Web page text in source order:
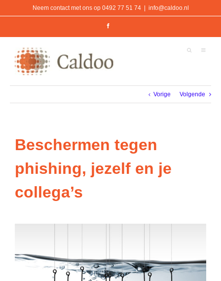
Neem contact met ons op 0492 77 51 74 info@caldoo.nl
Vorige Volgende
Beschermen tegen
phishing, jezelf en je
collega’s